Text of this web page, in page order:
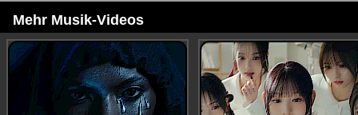
Mehr Musik-Videos